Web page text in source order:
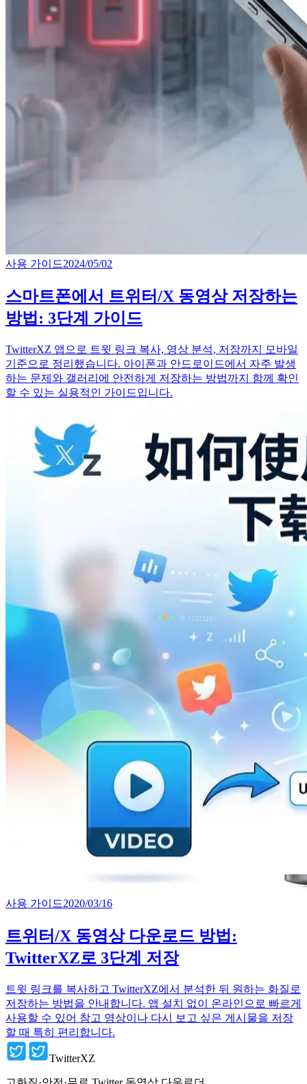
사용 가이드2024/05/02
스마트폰에서 트위터/X 동영상 저장하는
방법: 3단계 가이드
TwitterXZ 앱으로 트윗 링크 복사, 영상 분석, 저장까지 모바일
기준으로 정리했습니다. 아이폰과 안드로이드에서 자주 발생
하는 문제와 갤러리에 안전하게 저장하는 방법까지 함께 확인
할 수 있는 실용적인 가이드입니다.
사용 가이드2020/03/16
트위터/X 동영상 다운로드 방법:
TwitterXZ로 3단계 저장
트윗 링크를 복사하고 TwitterXZ에서 분석한 뒤 원하는 화질로
저장하는 방법을 안내합니다. 앱 설치 없이 온라인으로 빠르게
사용할 수 있어 참고 영상이나 다시 보고 싶은 게시물을 저장
할 때 특히 편리합니다.
TwitterXZ